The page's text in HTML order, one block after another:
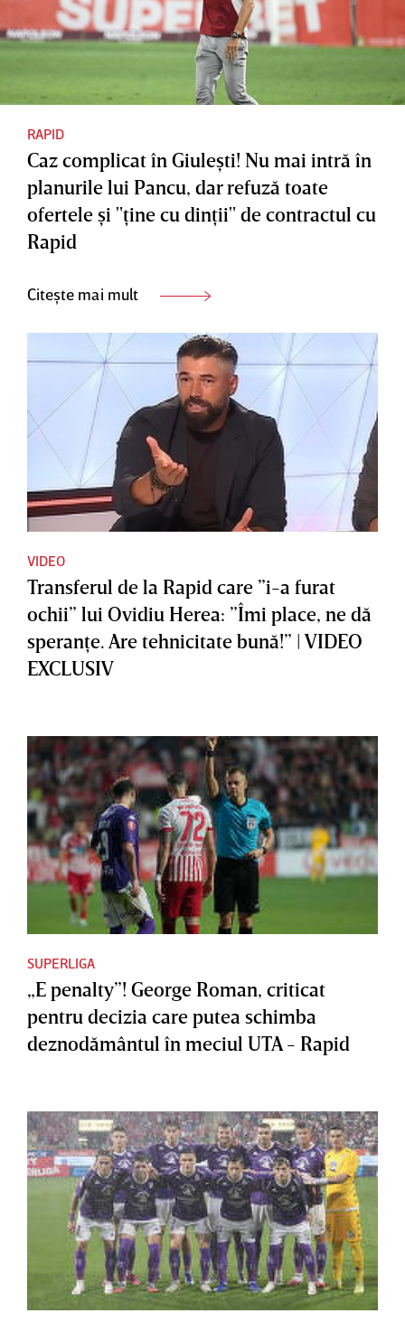
RAPID
Caz complicat în Giuleşti! Nu mai intră în
planurile lui Pancu, dar refuză toate
ofertele şi "ţine cu dinţii" de contractul cu
Rapid
Citește mai mult
VIDEO
Transferul de la Rapid care ”i-a furat
ochii” lui Ovidiu Herea: ”Îmi place, ne dă
speranţe. Are tehnicitate bună!” | VIDEO
EXCLUSIV
SUPERLIGA
„E penalty”! George Roman, criticat
pentru decizia care putea schimba
deznodământul în meciul UTA - Rapid